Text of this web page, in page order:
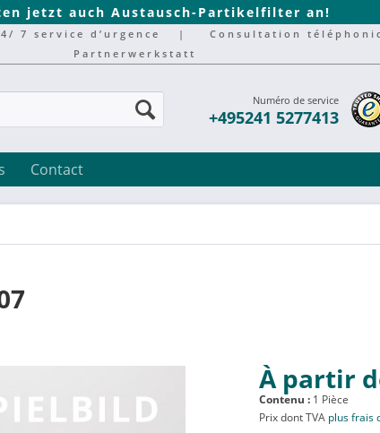
jetzt auch Austausch-Partikelfilter an!
7 service d’urgence | Consultation
Partnerwerkstatt
Numéro de service
+495241 5277413
Contact
À partir
Contenu : 1 Pièce
Prix dont TVA plus frais